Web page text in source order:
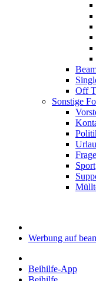
Off
Sonstige
Sport
Werbung auf
Beihilfe-App